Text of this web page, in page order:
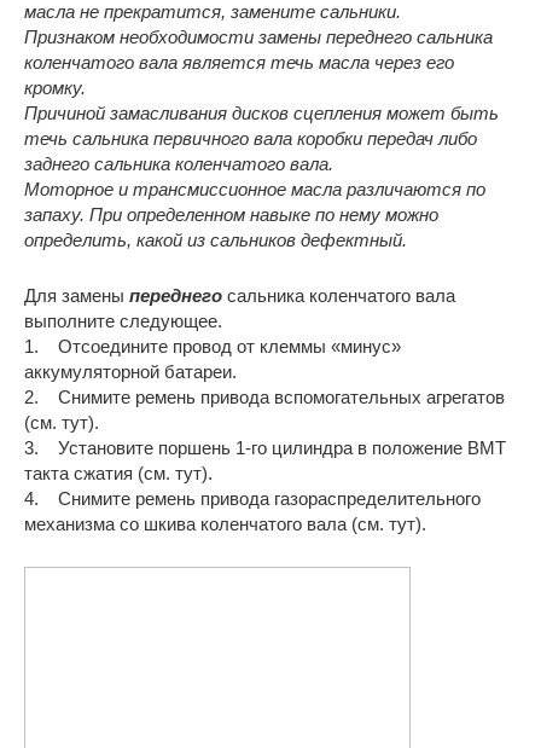
масла не прекратится, замените сальники.
Признаком необходимости замены переднего сальника
коленчатого вала является течь масла через его
кромку.
Причиной замасливания дисков сцепления может быть
течь сальника первичного вала коробки передач либо
заднего сальника коленчатого вала.
Моторное и трансмиссионное масла различаются по
запаху. При определенном навыке по нему можно
определить, какой из сальников дефектный.
Для замены переднего сальника коленчатого вала
выполните следующее.
1. Отсоедините провод от клеммы «минус»
аккумуляторной батареи.
2. Снимите ремень привода вспомогательных агрегатов
(см. тут).
3. Установите поршень 1-го цилиндра в положение ВМТ
такта сжатия (см. тут).
4. Снимите ремень привода газораспределительного
механизма со шкива коленчатого вала (см. тут).